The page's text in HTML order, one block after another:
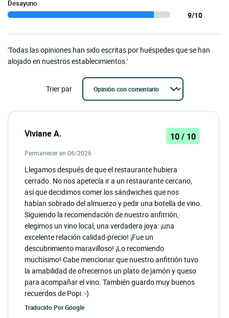
Desayuno
9/10
'Todas las opiniones han sido escritas por huéspedes que se han
alojado en nuestros establecimientos.'
Trier par
Viviane A. 10 / 10
Permanecer en 06/2026
Llegamos después de que el restaurante hubiera
cerrado. No nos apetecía ir a un restaurante cercano,
así que decidimos comer los sándwiches que nos
habían sobrado del almuerzo y pedir una botella de vino.
Siguiendo la recomendación de nuestro anfitrión,
elegimos un vino local, una verdadera joya: ¡una
excelente relación calidad-precio! ¡Fue un
descubrimiento maravilloso! ¡Lo recomiendo
muchísimo! Cabe mencionar que nuestro anfitrión tuvo
la amabilidad de ofrecernos un plato de jamón y queso
para acompañar el vino. También guardo muy buenos
recuerdos de Popi :-).
Traducido PorGoogle